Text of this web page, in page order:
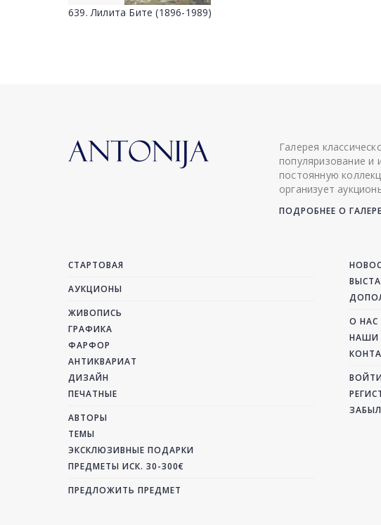
639. Лилита Бите (1896-1989)
Галерея
популяризование и
постоянную
организует
ПОДРОБНЕЕ О
СТАРТОВАЯ
АУКЦИОНЫ
ЖИВОПИСЬ
ГРАФИКА
ФАРФОР
АНТИКВАРИАТ
ДИЗАЙН
ПЕЧАТНЫЕ
АВТОРЫ
ТЕМЫ
ЭКСКЛЮЗИВНЫЕ ПОДАРКИ
ПРЕДМЕТЫ ИСК. 30-300€
ПРЕДЛОЖИТЬ ПРЕДМЕТ
О НАС
НАШИ